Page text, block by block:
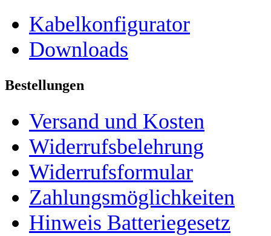
Kabelkonfigurator
Downloads
Bestellungen
Versand und Kosten
Widerrufsbelehrung
Widerrufsformular
Zahlungsmöglichkeiten
Hinweis Batteriegesetz